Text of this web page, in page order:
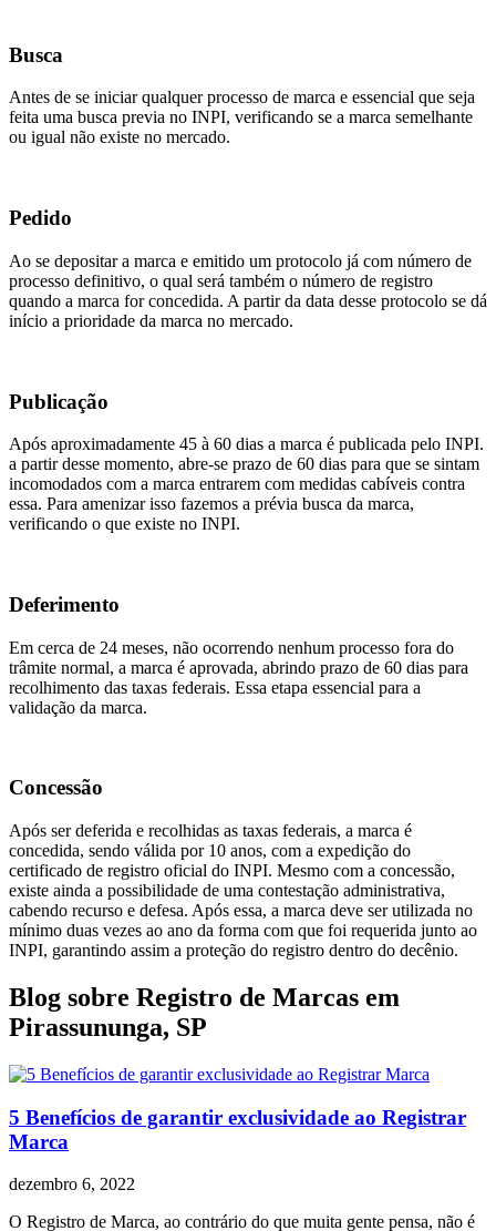
Busca
Antes de se iniciar qualquer processo de marca e essencial que seja
feita uma busca previa no INPI, verificando se a marca semelhante
ou igual não existe no mercado.
Pedido
Ao se depositar a marca e emitido um protocolo já com número de
processo definitivo, o qual será também o número de registro
quando a marca for concedida. A partir da data desse protocolo se dá
início a prioridade da marca no mercado.
Publicação
Após aproximadamente 45 à 60 dias a marca é publicada pelo INPI.
a partir desse momento, abre-se prazo de 60 dias para que se sintam
incomodados com a marca entrarem com medidas cabíveis contra
essa. Para amenizar isso fazemos a prévia busca da marca,
verificando o que existe no INPI.
Deferimento
Em cerca de 24 meses, não ocorrendo nenhum processo fora do
trâmite normal, a marca é aprovada, abrindo prazo de 60 dias para
recolhimento das taxas federais. Essa etapa essencial para a
validação da marca.
Concessão
Após ser deferida e recolhidas as taxas federais, a marca é
concedida, sendo válida por 10 anos, com a expedição do
certificado de registro oficial do INPI. Mesmo com a concessão,
existe ainda a possibilidade de uma contestação administrativa,
cabendo recurso e defesa. Após essa, a marca deve ser utilizada no
mínimo duas vezes ao ano da forma com que foi requerida junto ao
INPI, garantindo assim a proteção do registro dentro do decênio.
Blog sobre Registro de Marcas em
Pirassununga, SP
5 Benefícios de garantir exclusividade ao Registrar
Marca
dezembro 6, 2022
O Registro de Marca, ao contrário do que muita gente pensa, não é